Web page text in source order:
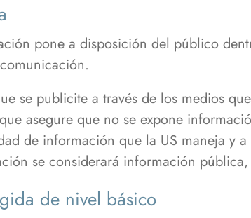
pone a disposición del público
se publicite a través de los medios
asegure que no se expone
de información que la US maneja y
se considerará información
de nivel básico